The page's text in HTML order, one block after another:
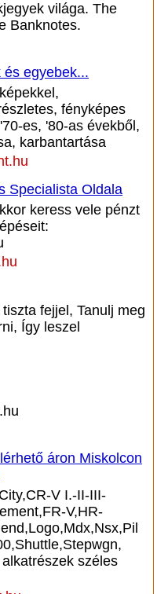
világa. The
Banknotes.
és egyebek...
fényképes
es, '80-as évekből,
karbantartása
Specialista Oldala
keress vele pénzt
fejjel, Tanulj meg
Így leszel
áron Miskolcon
V I.-II-III-
V,HR-
széles